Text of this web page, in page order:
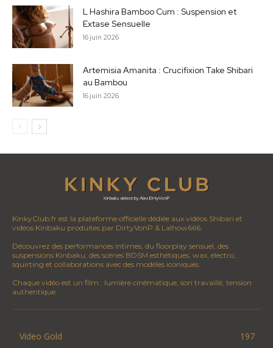
L Hashira Bamboo Cum : Suspension et
Extase Sensuelle
16 juin 2026
Artemisia Amanita : Crucifixion Take Shibari
au Bambou
16 juin 2026
KinkyClub.fr est la plateforme officielle dédiée aux vidéos Shibari et
vidéos Kinbaku produites par DirtyVonP & Lalhow666.
Découvrez des performances intimes, du floorplay sensuel, des
suspensions Kinbaku, des scènes BDSM esthétiques, wax, électro,
squirting et collaborations avec des modèles iconiques.
Chaque vidéo est un film : lumière cinématique, son travaillé, tension
authentique.
Video Gold 197